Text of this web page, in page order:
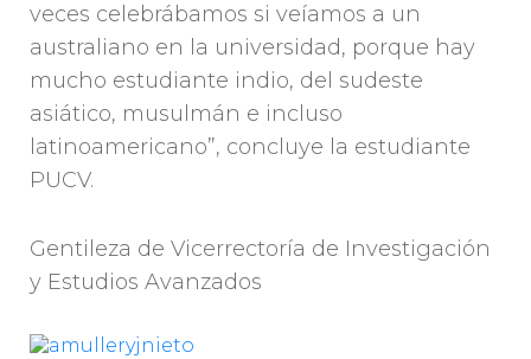
veces celebrábamos si veíamos a un
australiano en la universidad, porque hay
mucho estudiante indio, del sudeste
asiático, musulmán e incluso
latinoamericano”, concluye la estudiante
PUCV.
Gentileza de Vicerrectoría de Investigación
y Estudios Avanzados